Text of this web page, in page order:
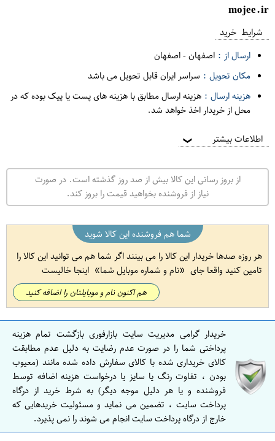
mojee.ir
شرایط خرید
ارسال از : اصفهان-اصفهان
مکان تحویل : سراسر ایران قابل تحویل می باشد
هزینه ارسال : هزینه ارسال مطابق با هزینه های پست یا پیک بوده که در
محل از خریدار اخذ خواهد شد.
اطلاعات بیشتر ❯
از بروز رسانی این کالا بیش از صد روز گذشته است. در صورت
نیاز از فروشنده بخواهید قیمت را بروز کند.
شما هم فروشنده این کالا شوید
هر روزه صدها خریدار این کالا را می بینند اگر شما هم می توانید این کالا را
تامین کنید واقعا جای
نام و شماره موبایل شما اینجا خالیست
هم اکنون نام و موبایلتان را اضافه کنید
خریدار گرامی مدیریت سایت بازارفوری بازگشت تمام هزینه
پرداختی شما را در صورت عدم رضایت به دلیل عدم مطابقت
کالای خریداری شده با کالای سفارش داده شده مانند (معیوب
بودن ، تفاوت رنگ یا سایز یا درخواست هزینه اضافه توسط
فروشنده و یا هر دلیل موجه دیگر) به شرط خرید از درگاه
پرداخت سایت ، تضمین می نماید و مسئولیت خریدهایی که
خارج از درگاه پرداخت سایت انجام می شوند را نمی پذیرد.